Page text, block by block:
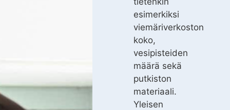
esimerkiksi
viemäriverkoston
koko,
vesipisteiden
määrä sekä
putkiston
materiaali.
Yleisen